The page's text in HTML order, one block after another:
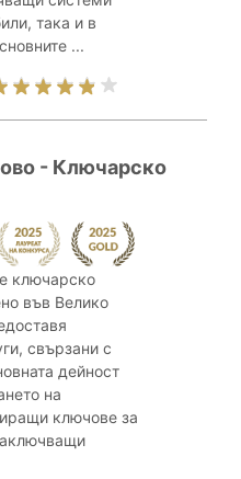
така и в
...
- Ключарско
ключарско
във Велико
свързани с
дейност
на
ключове за